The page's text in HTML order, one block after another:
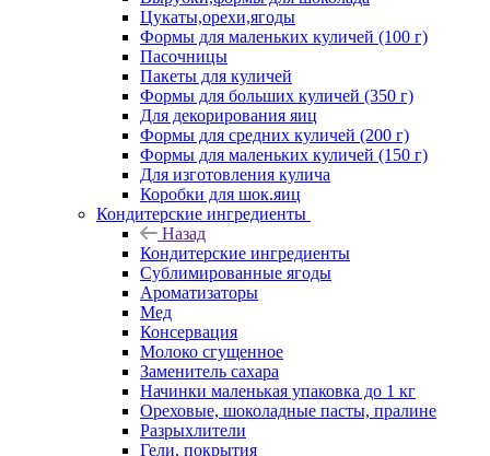
Цукаты,орехи,ягоды
Формы для маленьких куличей (100 г)
Пасочницы
Пакеты для куличей
Формы для больших куличей (350 г)
Для декорирования яиц
Формы для средних куличей (200 г)
Формы для маленьких куличей (150 г)
Для изготовления кулича
Коробки для шок.яиц
Кондитерские ингредиенты
Назад
Кондитерские ингредиенты
Сублимированные ягоды
Ароматизаторы
Мед
Консервация
Молоко сгущенное
Заменитель сахара
Начинки маленькая упаковка до 1 кг
Ореховые, шоколадные пасты, пралине
Разрыхлители
Гели, покрытия